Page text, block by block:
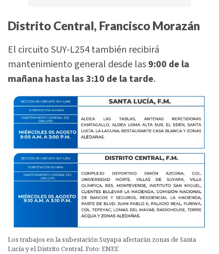
Distrito Central, Francisco Morazán
El circuito SUY-L254 también recibirá
mantenimiento general desde las9:00 de la
mañana hasta las 3:10 de la tarde.
Los trabajos en la subestación Suyapa afectarán zonas de Santa
Lucía y el Distrito Central. Foto: ENEE